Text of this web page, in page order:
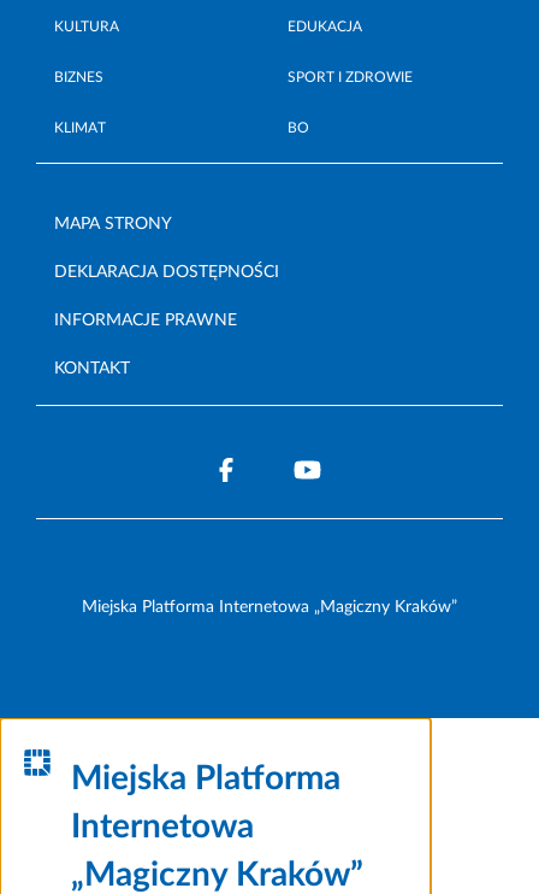
KULTURA EDUKACJA
BIZNES SPORT I ZDROWIE
KLIMAT BO
MAPA STRONY
DEKLARACJA DOSTĘPNOŚCI
INFORMACJE PRAWNE
KONTAKT
Miejska Platforma Internetowa „Magiczny Kraków”
Miejska Platforma
Internetowa
„Magiczny Kraków”